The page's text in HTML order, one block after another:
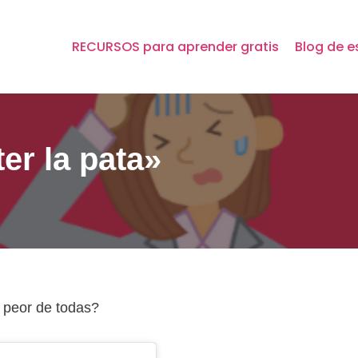
RECURSOS para aprender gratis Blog de
la pata»
de todas?